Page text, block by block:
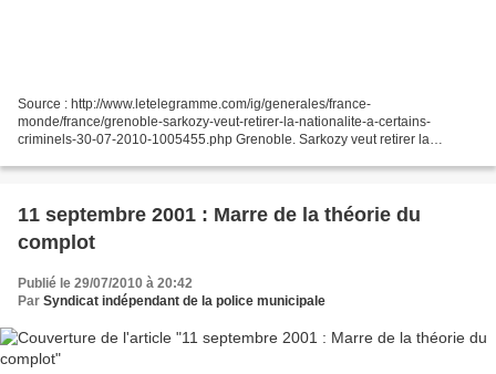
Source : http://www.letelegramme.com/ig/generales/france-
monde/france/grenoble-sarkozy-veut-retirer-la-nationalite-a-certains-
criminels-30-07-2010-1005455.php Grenoble. Sarkozy veut retirer la
11 septembre 2001 : Marre de la théorie du
complot
Publié le 29/07/2010 à 20:42
Par Syndicat indépendant de la police municipale